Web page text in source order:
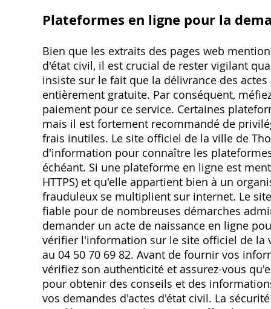
Plateformes en ligne pour la
Bien que les extraits des pages web
d'état civil, il est crucial de rester vigilant
insiste sur le fait que la délivrance des
entièrement gratuite. Par conséquent,
paiement pour ce service. Certaines
mais il est fortement recommandé de
frais inutiles. Le site officiel de la ville de
d'information pour connaître les
échéant. Si une plateforme en ligne est
HTTPS) et qu'elle appartient bien à un
frauduleux se multiplient sur internet. Le
fiable pour de nombreuses démarches
demander un acte de naissance en ligne
vérifier l'information sur le site officiel de la
au 04 50 70 69 82. Avant de fournir vos
vérifiez son authenticité et assurez-vous
pour obtenir des conseils et des
vos demandes d'actes d'état civil. La